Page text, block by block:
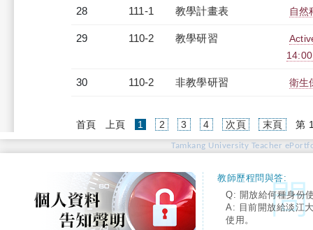
28 111-1 教學計畫表 自然
29 110-2 教學研習
30 110-2 非教學研習 衛生
首頁 上頁 1 (current)
2 3 4 次頁 末頁 第
Tamkang University Teacher
教師歷程問與答:
Q: 開放給何種身份
A: 目前開放給淡江
使用。